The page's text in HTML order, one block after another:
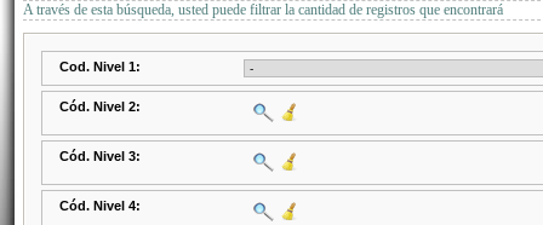
A través de esta búsqueda, usted puede filtrar la cantidad de registros que encontrará
Cod. Nivel 1:
Cód. Nivel 2:
Cód. Nivel 3:
Cód. Nivel 4: